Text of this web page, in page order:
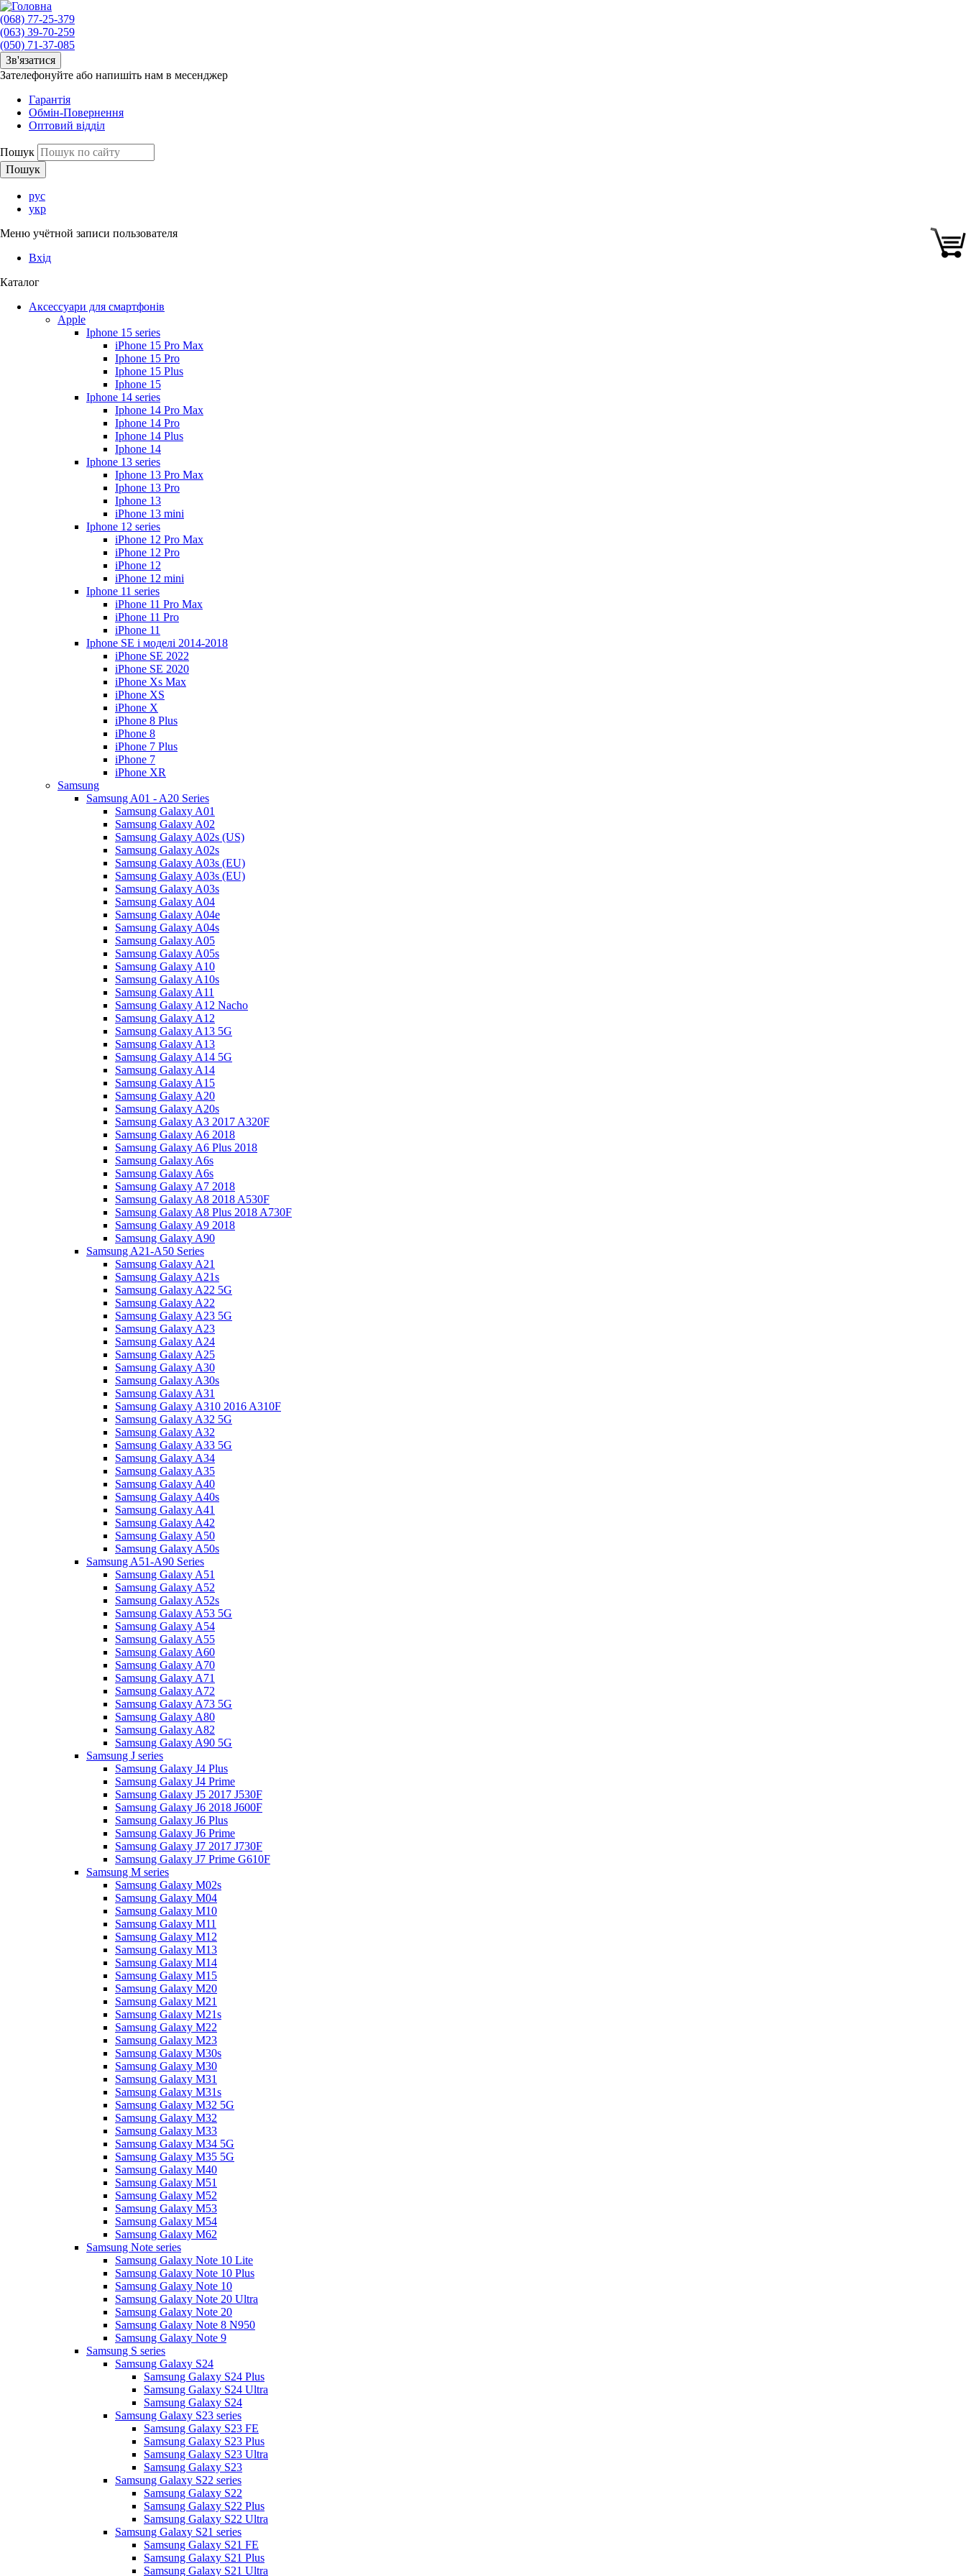
(068) 77-25-379
(063) 39-70-259
(050) 71-37-085
Зв'язатися
Зателефонуйте або напишіть нам в месенджер
Гарантія
Обмін-Повернення
Оптовий відділ
Пошук
рус
укр
Меню учётной записи пользователя
Вхід
Каталог
Аксессуари для смартфонів
Apple
Iphone 15 series
iPhone 15 Pro Max
Iphone 15 Pro
Iphone 15 Plus
Iphone 15
Iphone 14 series
Iphone 14 Pro Max
Iphone 14 Pro
Iphone 14 Plus
Iphone 14
Iphone 13 series
Iphone 13 Pro Max
Iphone 13 Pro
Iphone 13
iPhone 13 mini
Iphone 12 series
iPhone 12 Pro Max
iPhone 12 Pro
iPhone 12
iPhone 12 mini
Iphone 11 series
iPhone 11 Pro Max
iPhone 11 Pro
iPhone 11
Iphone SE і моделі 2014-2018
iPhone SE 2022
iPhone SE 2020
iPhone Xs Max
iPhone XS
iPhone X
iPhone 8 Plus
iPhone 8
iPhone 7 Plus
iPhone 7
iPhone XR
Samsung
Samsung A01 - A20 Series
Samsung Galaxy A01
Samsung Galaxy A02
Samsung Galaxy A02s (US)
Samsung Galaxy A02s
Samsung Galaxy A03s (EU)
Samsung Galaxy A03s (EU)
Samsung Galaxy A03s
Samsung Galaxy A04
Samsung Galaxy A04e
Samsung Galaxy A04s
Samsung Galaxy A05
Samsung Galaxy A05s
Samsung Galaxy A10
Samsung Galaxy A10s
Samsung Galaxy A11
Samsung Galaxy A12 Nacho
Samsung Galaxy A12
Samsung Galaxy A13 5G
Samsung Galaxy A13
Samsung Galaxy A14 5G
Samsung Galaxy A14
Samsung Galaxy A15
Samsung Galaxy A20
Samsung Galaxy A20s
Samsung Galaxy A3 2017 A320F
Samsung Galaxy A6 2018
Samsung Galaxy A6 Plus 2018
Samsung Galaxy A6s
Samsung Galaxy A6s
Samsung Galaxy A7 2018
Samsung Galaxy A8 2018 A530F
Samsung Galaxy A8 Plus 2018 A730F
Samsung Galaxy A9 2018
Samsung Galaxy A90
Samsung A21-A50 Series
Samsung Galaxy A21
Samsung Galaxy A21s
Samsung Galaxy A22 5G
Samsung Galaxy A22
Samsung Galaxy A23 5G
Samsung Galaxy A23
Samsung Galaxy A24
Samsung Galaxy A25
Samsung Galaxy A30
Samsung Galaxy A30s
Samsung Galaxy A31
Samsung Galaxy A310 2016 A310F
Samsung Galaxy A32 5G
Samsung Galaxy A32
Samsung Galaxy A33 5G
Samsung Galaxy A34
Samsung Galaxy A35
Samsung Galaxy A40
Samsung Galaxy A40s
Samsung Galaxy A41
Samsung Galaxy A42
Samsung Galaxy A50
Samsung Galaxy A50s
Samsung A51-A90 Series
Samsung Galaxy A51
Samsung Galaxy A52
Samsung Galaxy A52s
Samsung Galaxy A53 5G
Samsung Galaxy A54
Samsung Galaxy A55
Samsung Galaxy A60
Samsung Galaxy A70
Samsung Galaxy A71
Samsung Galaxy A72
Samsung Galaxy A73 5G
Samsung Galaxy A80
Samsung Galaxy A82
Samsung Galaxy A90 5G
Samsung J series
Samsung Galaxy J4 Plus
Samsung Galaxy J4 Prime
Samsung Galaxy J5 2017 J530F
Samsung Galaxy J6 2018 J600F
Samsung Galaxy J6 Plus
Samsung Galaxy J6 Prime
Samsung Galaxy J7 2017 J730F
Samsung Galaxy J7 Prime G610F
Samsung M series
Samsung Galaxy M02s
Samsung Galaxy M04
Samsung Galaxy M10
Samsung Galaxy M11
Samsung Galaxy M12
Samsung Galaxy M13
Samsung Galaxy M14
Samsung Galaxy M15
Samsung Galaxy M20
Samsung Galaxy M21
Samsung Galaxy M21s
Samsung Galaxy M22
Samsung Galaxy M23
Samsung Galaxy M30s
Samsung Galaxy M30
Samsung Galaxy M31
Samsung Galaxy M31s
Samsung Galaxy M32 5G
Samsung Galaxy M32
Samsung Galaxy M33
Samsung Galaxy M34 5G
Samsung Galaxy M35 5G
Samsung Galaxy M40
Samsung Galaxy M51
Samsung Galaxy M52
Samsung Galaxy M53
Samsung Galaxy M54
Samsung Galaxy M62
Samsung Note series
Samsung Galaxy Note 10 Lite
Samsung Galaxy Note 10 Plus
Samsung Galaxy Note 10
Samsung Galaxy Note 20 Ultra
Samsung Galaxy Note 20
Samsung Galaxy Note 8 N950
Samsung Galaxy Note 9
Samsung S series
Samsung Galaxy S24
Samsung Galaxy S24 Plus
Samsung Galaxy S24 Ultra
Samsung Galaxy S24
Samsung Galaxy S23 series
Samsung Galaxy S23 FE
Samsung Galaxy S23 Plus
Samsung Galaxy S23 Ultra
Samsung Galaxy S23
Samsung Galaxy S22 series
Samsung Galaxy S22
Samsung Galaxy S22 Plus
Samsung Galaxy S22 Ultra
Samsung Galaxy S21 series
Samsung Galaxy S21 FE
Samsung Galaxy S21 Plus
Samsung Galaxy S21 Ultra